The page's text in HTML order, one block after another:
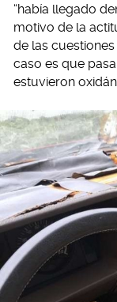
“había llegado
motivo de la
de las
caso es que
estuvieron